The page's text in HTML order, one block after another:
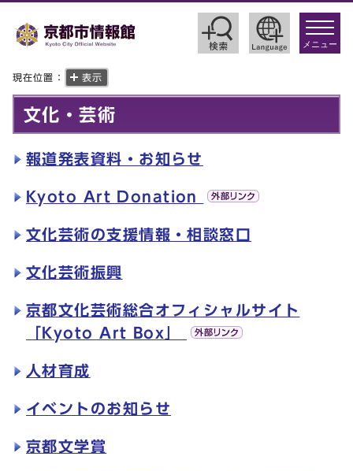
toggle
メニュー
現在位置： 表示
文化・芸術
報道発表資料・お知らせ
Kyoto Art Donation
文化芸術の支援情報・相談窓口
文化芸術振興
京都文化芸術総合オフィシャルサイト
「Kyoto Art Box」
人材育成
イベントのお知らせ
京都文学賞